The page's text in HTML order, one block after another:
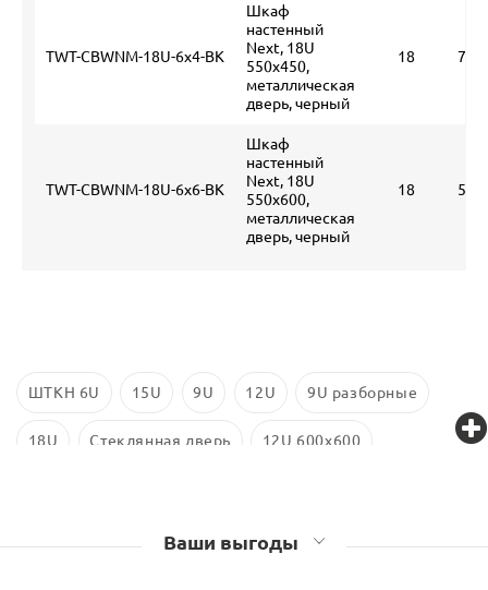
TWT-CBWNM-18U-6x4-BK
Шкаф
настенный
Next, 18U
550x450,
металлическая
дверь, черный
18
TWT-CBWNM-18U-6x6-BK
Шкаф
настенный
Next, 18U
550x600,
металлическая
дверь, черный
18
ШТКН 6U 15U 9U 12U 9U разборные
18U Стеклянная дверь 12U 600x600
Ваши выгоды